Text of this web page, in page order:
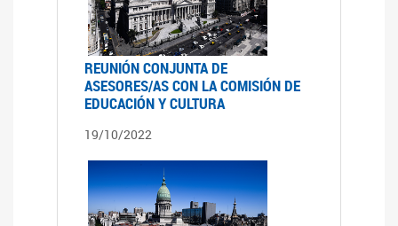
REUNIÓN CONJUNTA DE
ASESORES/AS CON LA COMISIÓN DE
EDUCACIÓN Y CULTURA
19/10/2022